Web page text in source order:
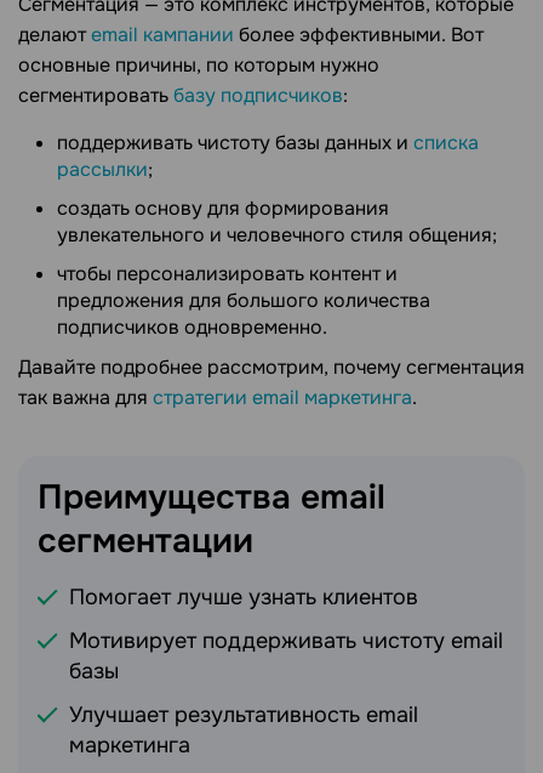
делаютemail кампании более эффективными. Вот
основные причины, по которым нужно
сегментироватьбазу подписчиков:
поддерживать чистоту базы данных и списка
рассылки;
создать основу для формирования
увлекательного и человечного стиля общения;
чтобы персонализировать контент и
предложения для большого количества
подписчиков одновременно.
Давайте подробнее рассмотрим, почему сегментация
так важна для стратегии email маркетинга.
Преимущества email
сегментации
Помогает лучше узнать клиентов
Мотивирует поддерживать чистоту email
базы
Улучшает результативность email
маркетинга